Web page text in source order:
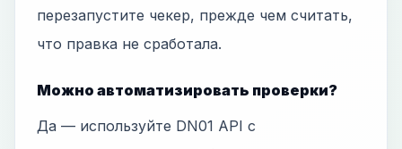
перезапустите чекер, прежде чем считать,
что правка не сработала.
Можно автоматизировать проверки?
Да — используйте DN01 API с